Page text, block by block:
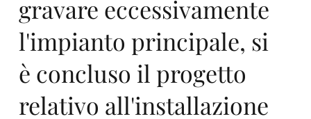
gravare eccessivamente
l'impianto principale, si
è concluso il progetto
relativo all'installazione
3